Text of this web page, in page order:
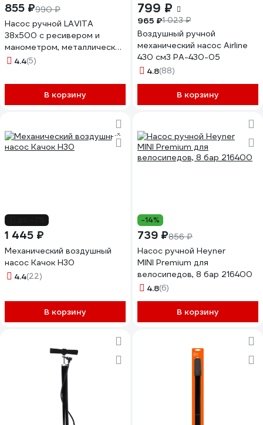
855 ₽990 ₽
Насос ручной LAVITA
38x500 с ресивером и
манометром, металлическая
ручка LA 190141
4.4(5)
В корзину
799 ₽
965 ₽1 023 ₽
Воздушный ручной
механический насос Airline
430 см3 PA-430-05
4.8(88)
В корзину
1 445 ₽
Механический воздушный
насос Качок Н30
4.4(22)
В корзину
-14%
739 ₽856 ₽
Насос ручной Heyner
MINI Premium для
велосипедов, 8 бар 216400
4.8(6)
В корзину